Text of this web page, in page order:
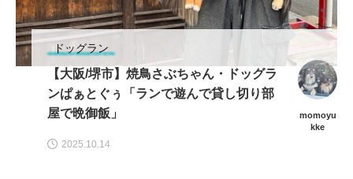
ドッグラン
【大阪/堺市】焼鳥さぶちゃん・ドッグラ
ンぱぁとぐぅ「ランで遊んで貸し切り部
屋で晩御飯」
momoyu
kke
2025.10.14